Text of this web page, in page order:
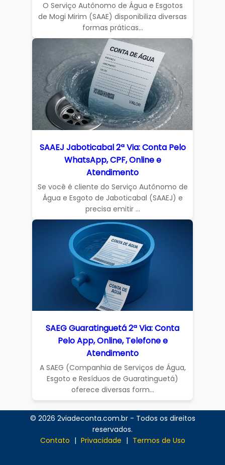
O Serviço Autônomo de Água e Esgotos
de Mogi Mirim (SAAE) disponibiliza diversas
formas práticas...
SAAEJ Jaboticabal 2ª Via: Conta Pelo
WhatsApp, CPF, Online e
Atendimento
Se você é cliente do Serviço Autônomo de
Água e Esgoto de Jaboticabal (SAAEJ) e
precisa emitir ...
SAEG Guaratinguetá 2ª Via: Conta
Pelo App, Online, Telefone e
Atendimento
A SAEG (Companhia de Serviços de Água,
Esgoto e Resíduos de Guaratinguetá)
oferece diversas form...
© 2026 2viadeconta.com.br - Todos os direitos
reservados.
Contato | Privacidade | Termos de Uso